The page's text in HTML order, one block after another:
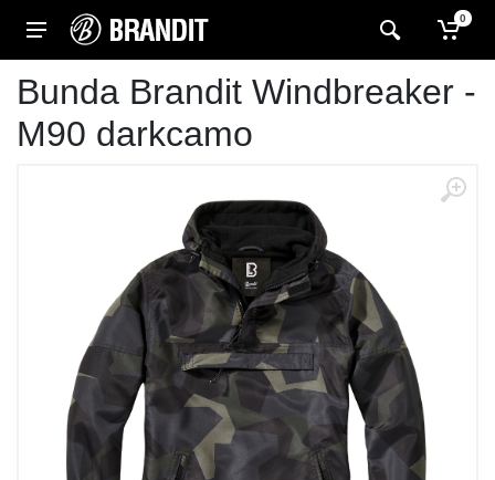
0
Bunda Brandit Windbreaker -
M90 darkcamo